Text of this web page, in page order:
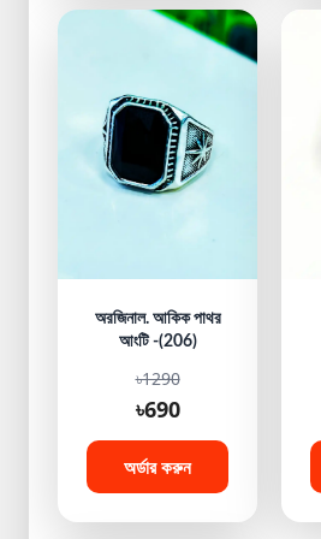
অরজিনাল. আকিক পাথর
আংটি -(206)
৳1290
৳690
অর্ডার করুন